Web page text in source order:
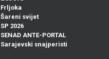
Frljoka
Šareni svijet
SP 2026
SENAD ANTE-PORTAL
Sarajevski snajperisti